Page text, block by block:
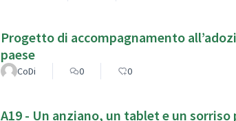
Progetto di accompagnamento
paese
CoDi 0 0
A19 - Un anziano, un tablet e un